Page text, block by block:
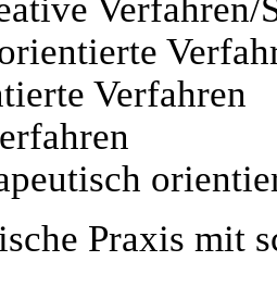
Verfahren/
Verfahren
Praxis mit